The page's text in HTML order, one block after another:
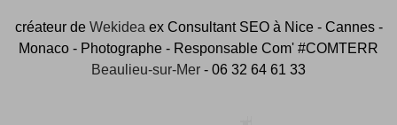
créateur de Wekidea ex Consultant SEO à Nice - Cannes -
Monaco - Photographe - Responsable Com' #COMTERR
Beaulieu-sur-Mer - 06 32 64 61 33